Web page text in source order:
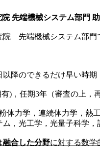
先端機械システム部門
先端機械システム部
降のできるだけ早い時期
)，任期3年（審査の上，
体力学，連続体力学，熱
学，光量子科学，計
融合した分野に対する数学